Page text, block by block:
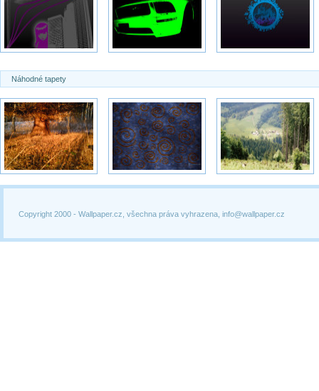
Náhodné tapety
Copyright 2000 - Wallpaper.cz, všechna práva vyhrazena, info@wallpaper.cz